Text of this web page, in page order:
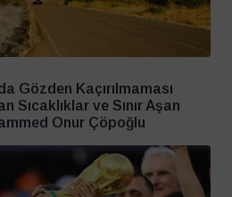
Gözden Kaçırılmaması
Sıcaklıklar ve Sınır Aşan
Onur Çöpoğlu